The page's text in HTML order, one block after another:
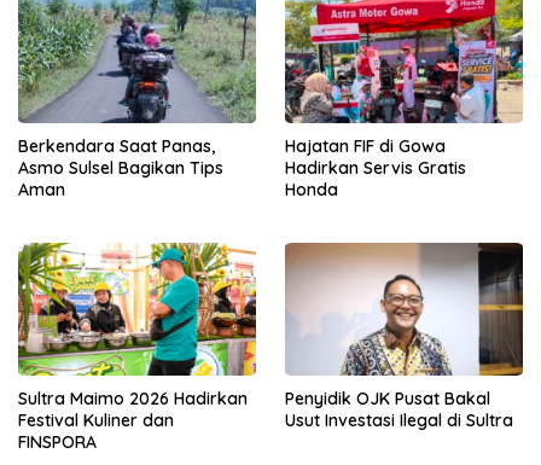
Berkendara Saat Panas,
Asmo Sulsel Bagikan Tips
Aman
Hajatan FIF di Gowa
Hadirkan Servis Gratis
Honda
Sultra Maimo 2026 Hadirkan
Festival Kuliner dan
FINSPORA
Penyidik OJK Pusat Bakal
Usut Investasi Ilegal di Sultra